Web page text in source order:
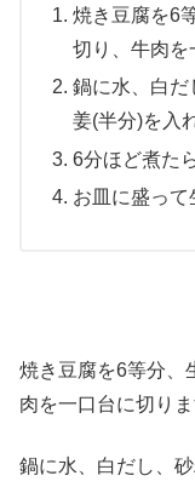
焼き豆腐を6
切り、牛肉を
鍋に水、白だ
姜(半分)を入
6分ほど煮た
お皿に盛って
焼き豆腐を6等分、
肉を一口台に切りま
鍋に水、白だし、